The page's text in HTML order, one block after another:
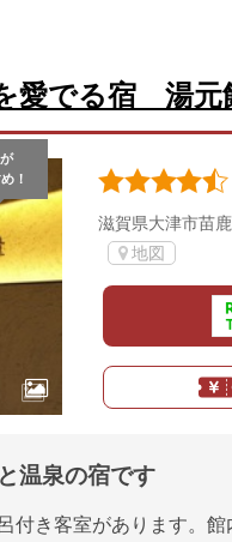
愛でる宿 湯元
が
！
滋賀県大津市苗
地図
温泉の宿です
き客室があります。館